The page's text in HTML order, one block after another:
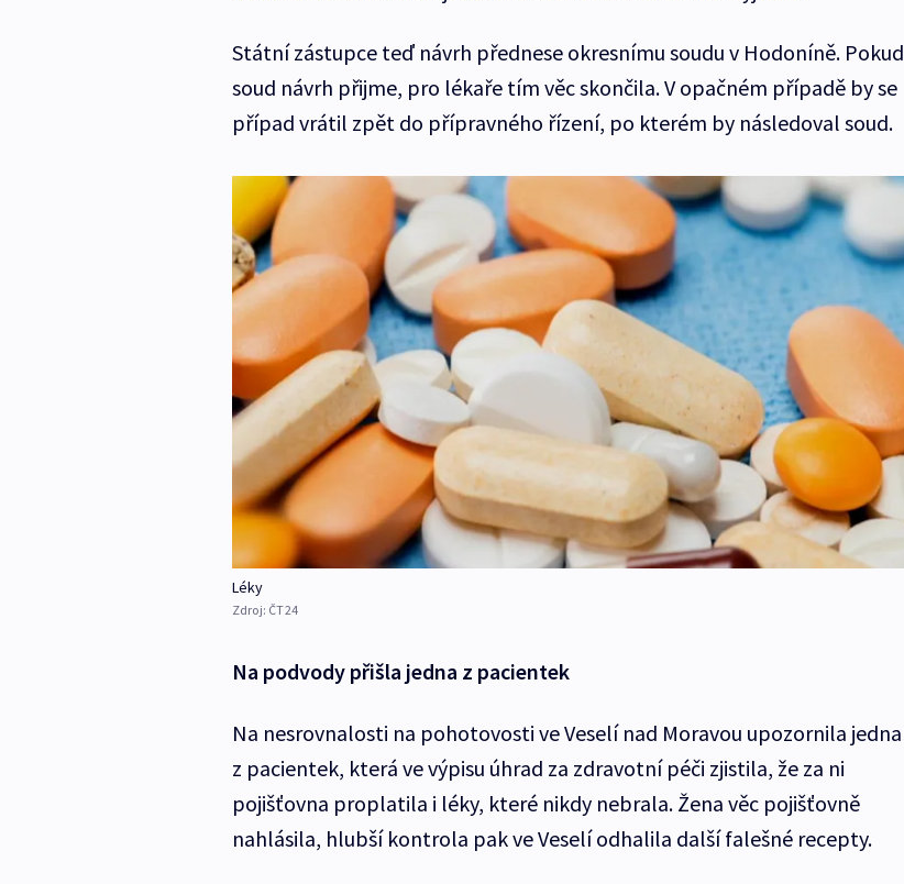
Státní zástupce teď návrh přednese okresnímu soudu v Hodoníně. Pokud
soud návrh přijme, pro lékaře tím věc skončila. V opačném případě by se
případ vrátil zpět do přípravného řízení, po kterém by následoval soud.
Léky
Zdroj: ČT24
Na podvody přišla jedna z pacientek
Na nesrovnalosti na pohotovosti ve Veselí nad Moravou upozornila jedna
z pacientek, která ve výpisu úhrad za zdravotní péči zjistila, že za ni
pojišťovna proplatila i léky, které nikdy nebrala. Žena věc pojišťovně
nahlásila, hlubší kontrola pak ve Veselí odhalila další falešné recepty.